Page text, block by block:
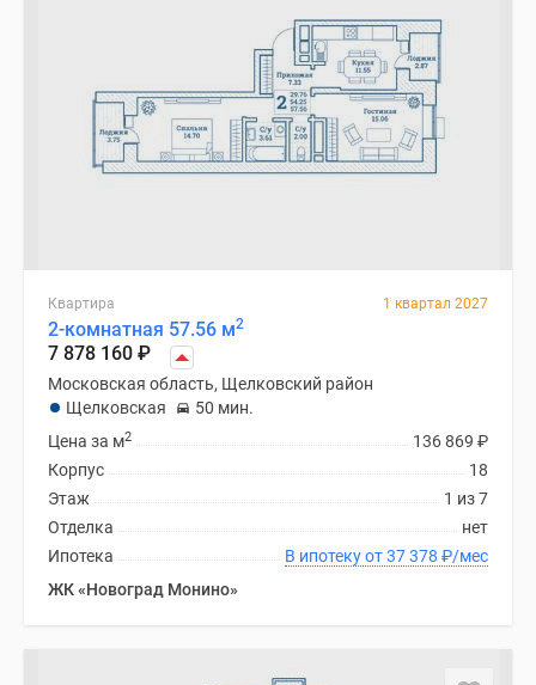
Квартира 1 квартал 2027
2-комнатная 57.56 м2
7 878 160 ₽
Московская область, Щелковский район
Щелковская
50 мин.
136 869 ₽
Цена за м2
18
Корпус
1 из 7
Этаж
нет
Отделка
В ипотеку от 37 378 ₽/мес
Ипотека
ЖК «Новоград Монино»